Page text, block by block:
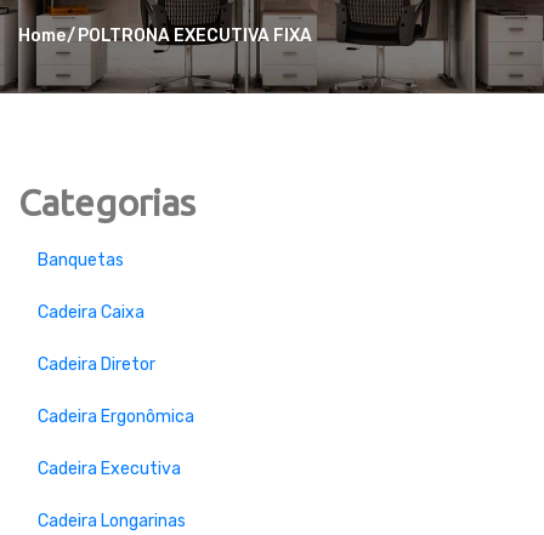
Home POLTRONA EXECUTIVA FIXA
Categorias
Banquetas
Cadeira Caixa
Cadeira Diretor
Cadeira Ergonômica
Cadeira Executiva
Cadeira Longarinas